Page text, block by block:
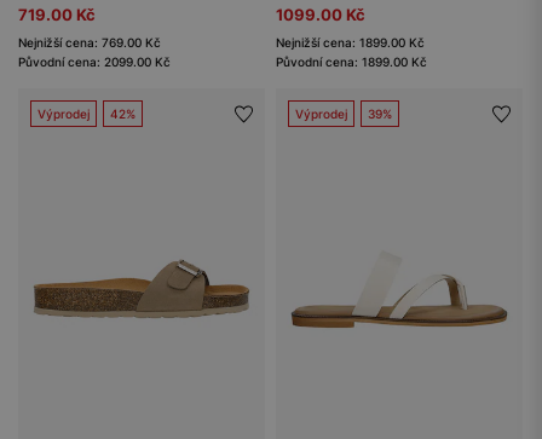
719.00 Kč
Nejnižší cena: 769.00 Kč
Původní cena: 2099.00 Kč
1099.00 Kč
Nejnižší cena: 1899.00 Kč
Původní cena: 1899.00 Kč
Výprodej 42% Výprodej 39%